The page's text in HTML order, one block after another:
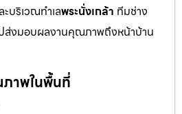
ะบริเวณทำเลพระนั่งเกล้า ทีมช่าง
ปส่งมอบผลงานคุณภาพถึงหน้าบ้าน
าพในพื้นที่